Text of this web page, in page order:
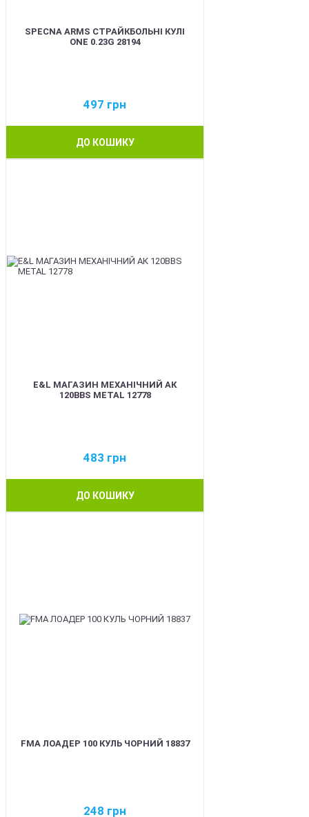
SPECNA ARMS СТРАЙКБОЛЬНІ КУЛІ
ONE 0.23G 28194
497 грн
ДО КОШИКУ
E&L МАГАЗИН МЕХАНІЧНИЙ АК
120BBS METAL 12778
483 грн
ДО КОШИКУ
FMA ЛОАДЕР 100 КУЛЬ ЧОРНИЙ 18837
248 грн